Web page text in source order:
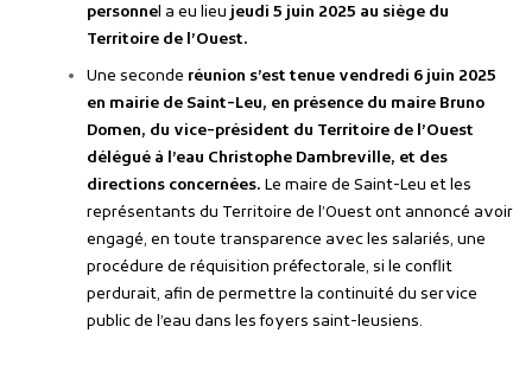
personnel a eu lieu jeudi 5 juin 2025 au siège du
Territoire de l’Ouest.
Une seconde réunion s’est tenue vendredi 6 juin 2025
en mairie de Saint-Leu, en présence du maire Bruno
Domen, du vice-président du Territoire de l’Ouest
délégué à l’eau Christophe Dambreville, et des
directions concernées.Le maire de Saint-Leu et les
représentants du Territoire de l’Ouest ont annoncé avoir
engagé, en toute transparence avec les salariés, une
procédure de réquisition préfectorale, si le conflit
perdurait, afin de permettre la continuité du service
public de l’eau dans les foyers saint-leusiens.